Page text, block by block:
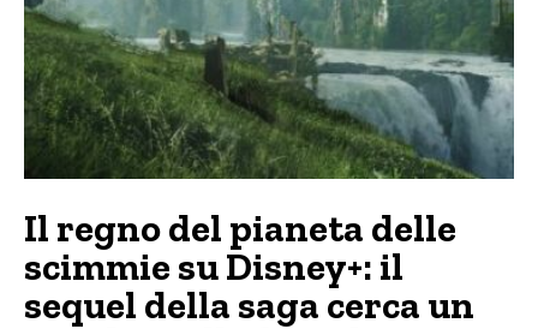
Il regno del pianeta delle
scimmie su Disney+: il
sequel della saga cerca un